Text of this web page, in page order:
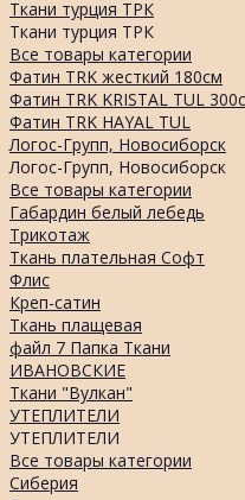
Ткани турция ТРК
Ткани турция ТРК
Все товары категории
Фатин TRK жесткий 180см
Фатин TRK KRISTAL TUL
Фатин TRK HAYAL TUL
Логос-Групп, Новосиборск
Логос-Групп, Новосиборск
Все товары категории
Габардин белый лебедь
Трикотаж
Ткань плательная Софт
Флис
Креп-сатин
Ткань плащевая
файл 7 Папка Ткани
ИВАНОВСКИЕ
Ткани "Вулкан"
УТЕПЛИТЕЛИ
УТЕПЛИТЕЛИ
Все товары категории
Сиберия